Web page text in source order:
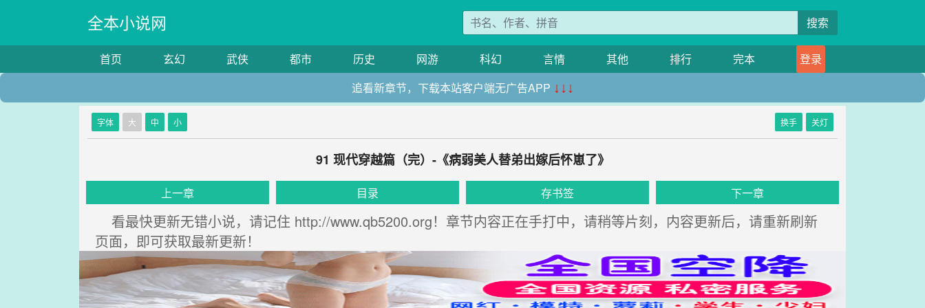
全本小说网 搜索
首页 玄幻 武侠 都市 历史 网游 科幻 言情 其他 排行 完本
登录
追看新章节，下载本站客户端无广告APP ↓↓↓
字体 大 中 小 换手 关灯
91 现代穿越篇（完）-《病弱美人替弟出嫁后怀崽了》
上一章 目录 存书签 下一章
看最快更新无错小说，请记住 http://www.qb5200.org！章节内容正在手打中，请稍等片刻，内容更新后，请重新刷新
页面，即可获取最新更新！